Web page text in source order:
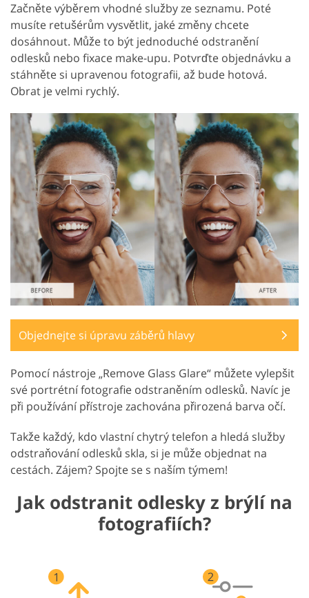
Začněte výběrem vhodné služby ze seznamu. Poté
musíte retušérům vysvětlit, jaké změny chcete
dosáhnout. Může to být jednoduché odstranění
odlesků nebo fixace make-upu. Potvrďte objednávku a
stáhněte si upravenou fotografii, až bude hotová.
Obrat je velmi rychlý.
Objednejte si úpravu záběrů hlavy
Pomocí nástroje „Remove Glass Glare“ můžete vylepšit
své portrétní fotografie odstraněním odlesků. Navíc je
při používání přístroje zachována přirozená barva očí.
Takže každý, kdo vlastní chytrý telefon a hledá služby
odstraňování odlesků skla, si je může objednat na
cestách. Zájem? Spojte se s naším týmem!
Jak odstranit odlesky z brýlí na
fotografiích?